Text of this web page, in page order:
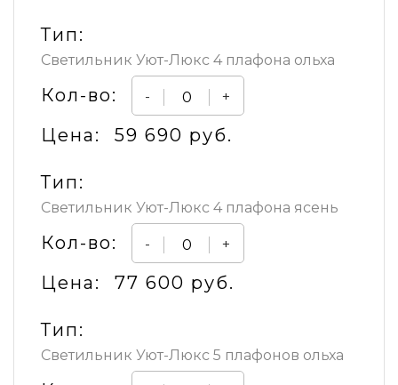
Тип:
Светильник Уют-Люкс 4 плафона ольха
Кол-во: - +
Цена: 59 690 руб.
Тип:
Светильник Уют-Люкс 4 плафона ясень
Кол-во: - +
Цена: 77 600 руб.
Тип:
Светильник Уют-Люкс 5 плафонов ольха